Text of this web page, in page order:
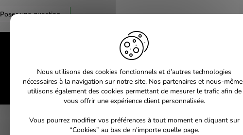
Poser une question
Nous utilisons des cookies fonctionnels et d’autres technologies
nécessaires à la navigation sur notre site. Nos partenaires et nous-
utilisons également des cookies permettant de mesurer le trafic afin de
vous offrir une expérience client personnalisée.
Vous pourrez modifier vos préférences à tout moment en cliquant sur
“Cookies” au bas de n'importe quelle page.